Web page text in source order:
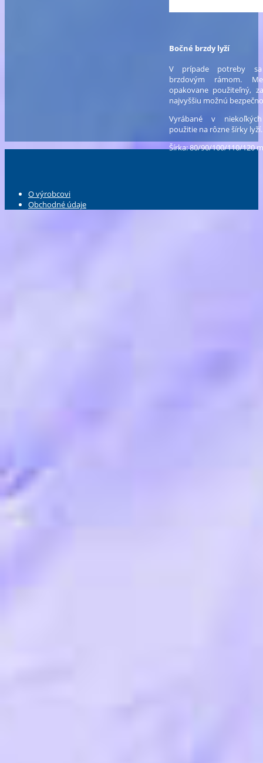
Bočné brzdy lyží
V prípade potreby
brzdovým rámom.
opakovane použiteľný,
najvyššiu možnú
Vyrábané v
použitie na rôzne šírky lyží.
Šírka: 80/90/100/110/120
O výrobcovi
Obchodné údaje